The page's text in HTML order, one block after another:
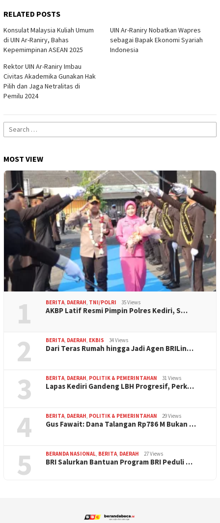
RELATED POSTS
Konsulat Malaysia Kuliah Umum
di UIN Ar-Raniry, Bahas
Kepemimpinan ASEAN 2025
UIN Ar-Raniry Nobatkan Wapres
sebagai Bapak Ekonomi Syariah
Indonesia
Rektor UIN Ar-Raniry Imbau
Civitas Akademika Gunakan Hak
Pilih dan Jaga Netralitas di
Pemilu 2024
Search
for:
MOST VIEW
1 BERITA, DAERAH, TNI/POLRI 35 Views
AKBP Latif Resmi Pimpin Polres Kediri, S…
2 BERITA, DAERAH, EKBIS 34 Views
Dari Teras Rumah hingga Jadi Agen BRILin…
3 BERITA, DAERAH, POLITIK & PEMERINTAHAN 31 Views
Lapas Kediri Gandeng LBH Progresif, Perk…
4 BERITA, DAERAH, POLITIK & PEMERINTAHAN 29 Views
Gus Fawait: Dana Talangan Rp786 M Bukan …
5 BERANDA NASIONAL, BERITA, DAERAH 27 Views
BRI Salurkan Bantuan Program BRI Peduli …